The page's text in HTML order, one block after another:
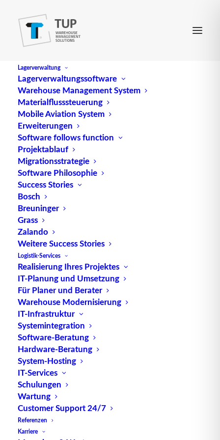
Lagerverwaltung
Lagerverwaltungssoftware
Warehouse Management System
Materialflusssteuerung
Mobile Aviation System
Erweiterungen
Software follows function
Projektablauf
Migrationsstrategie
Software Philosophie
Success Stories
Bosch
Breuninger
Grass
Zalando
Weitere Success Stories
Logistik-Services
Realisierung Ihres Projektes
IT-Planung und Umsetzung
Für Planer und Berater
Warehouse Modernisierung
IT-Infrastruktur
Systemintegration
Software-Beratung
Hardware-Beratung
System-Hosting
IT-Services
Schulungen
Wartung
Customer Support 24/7
Referenzen
Karriere
E-Commerce: Customer
Experience vs. Experience
Online, offline – oderOmni-Channel
beziehungsweiseCross-Channel
viele Mittel und Wege für den Kauf von
Produkten. Während der
mit Komfort und einem großen Angebot punktet,
liegt derstationäre Einzelhandel
Kundenbindung vorne. Neben dem
multisensorischen Erlebnis sorgen allen voran die
zwischenmenschlichen Kontaktpunkte für eine
persönliche, emotionale Bindung, englisch
Customer Experience, zwischen Marke/Geschäft
und Konsument. Entscheidet sich der Kunde gegen
dasInternet